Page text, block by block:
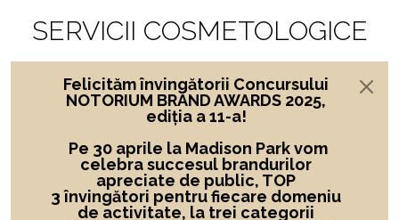
SERVICII COSMETOLOGICE
Felicităm învingătorii Concursului
NOTORIUM BRAND AWARDS 2025,
ediția a 11-a!
Pe 30 aprile la Madison Park vom
celebra succesul brandurilor
apreciate de public, TOP
3 învingători pentru fiecare domeniu
de activitate, la trei categorii